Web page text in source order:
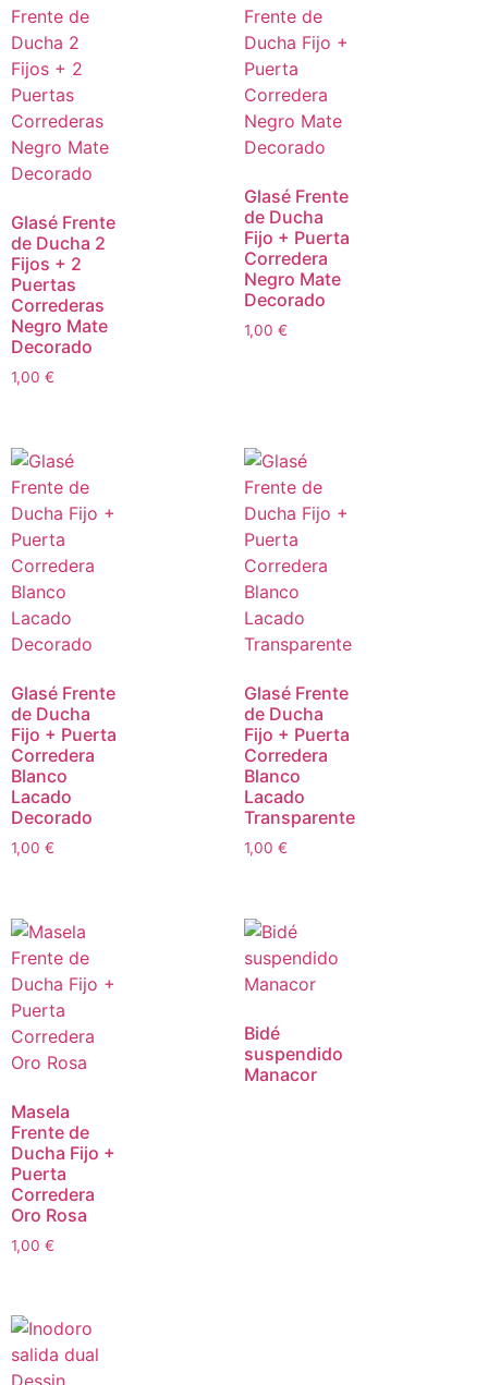
Glasé Frente
de Ducha 2
Fijos + 2
Puertas
Correderas
Negro Mate
Decorado
1,00 €
Glasé Frente
de Ducha
Fijo + Puerta
Corredera
Negro Mate
Decorado
1,00 €
Glasé Frente
de Ducha
Fijo + Puerta
Corredera
Blanco
Lacado
Decorado
1,00 €
Glasé Frente
de Ducha
Fijo + Puerta
Corredera
Blanco
Lacado
Transparente
1,00 €
Masela
Frente de
Ducha Fijo +
Puerta
Corredera
Oro Rosa
1,00 €
Bidé
suspendido
Manacor